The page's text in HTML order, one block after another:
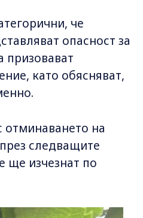
че
опасност за
призовават
като обясняват,
отминаването на
следващите
ще изчезнат по